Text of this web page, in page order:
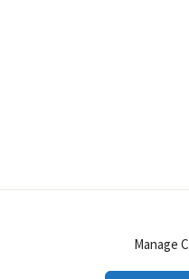
Manage